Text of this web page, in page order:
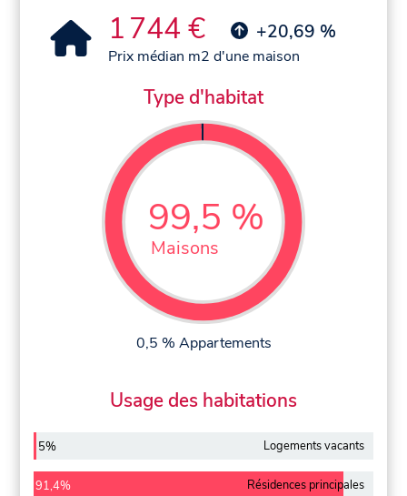
1 744 € +20,69 %
Prix médian m2 d'une maison
Type d'habitat
99,5 %
Maisons
0,5 % Appartements
Usage des habitations
5% Logements vacants
91,4% Résidences principales